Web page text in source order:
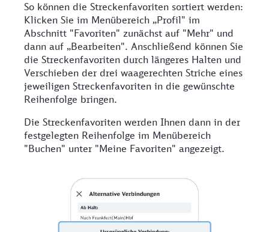
So können die Streckenfavoriten sortiert werden:
Klicken Sie im Menübereich „Profil" im
Abschnitt "Favoriten" zunächst auf "Mehr" und
dann auf „Bearbeiten". Anschließend können Sie
die Streckenfavoriten durch längeres Halten und
Verschieben der drei waagerechten Striche eines
jeweiligen Streckenfavoriten in die gewünschte
Reihenfolge bringen.
Die Streckenfavoriten werden Ihnen dann in der
festgelegten Reihenfolge im Menübereich
"Buchen" unter "Meine Favoriten" angezeigt.